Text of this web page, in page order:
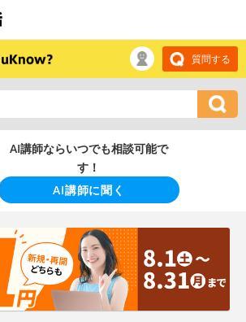
質問する
AI講師ならいつでも相談可能で
す！
AI講師に聞く